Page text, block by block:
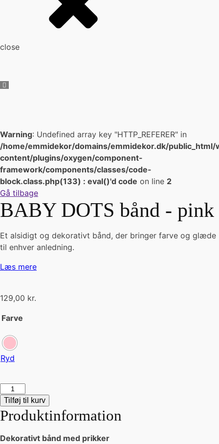
close
Warning: Undefined array key "HTTP_REFERER" in
/home/emmidekor/domains/emmidekor.dk/public_html/
content/plugins/oxygen/component-
framework/components/classes/code-
block.class.php(133) : eval()'d code on line 2
Gå tilbage
BABY DOTS bånd - pink
Et alsidigt og dekorativt bånd, der bringer farve og glæde
til enhver anledning.
Læs mere
129,00 kr.
Farve
Ryd
BABY
DOTS
bånd
-
pink
Tilføj til kurv
Produktinformation
Dekorativt bånd med prikker